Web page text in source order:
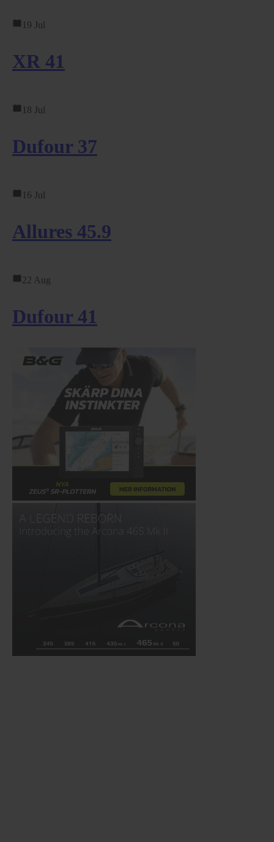
19 Jul
XR 41
18 Jul
Dufour 37
16 Jul
Allures 45.9
22 Aug
Dufour 41